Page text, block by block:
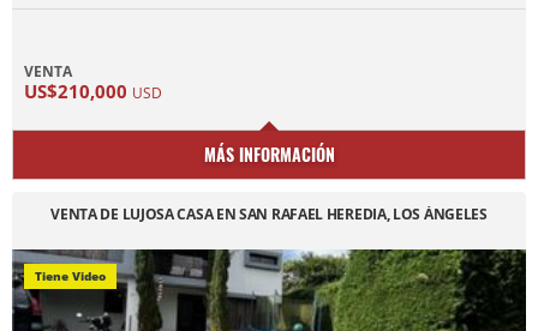
VENTA
US$210,000 USD
MÁS INFORMACIÓN
VENTA DE LUJOSA CASA EN SAN RAFAEL HEREDIA, LOS ÁNGELES
Tiene Video